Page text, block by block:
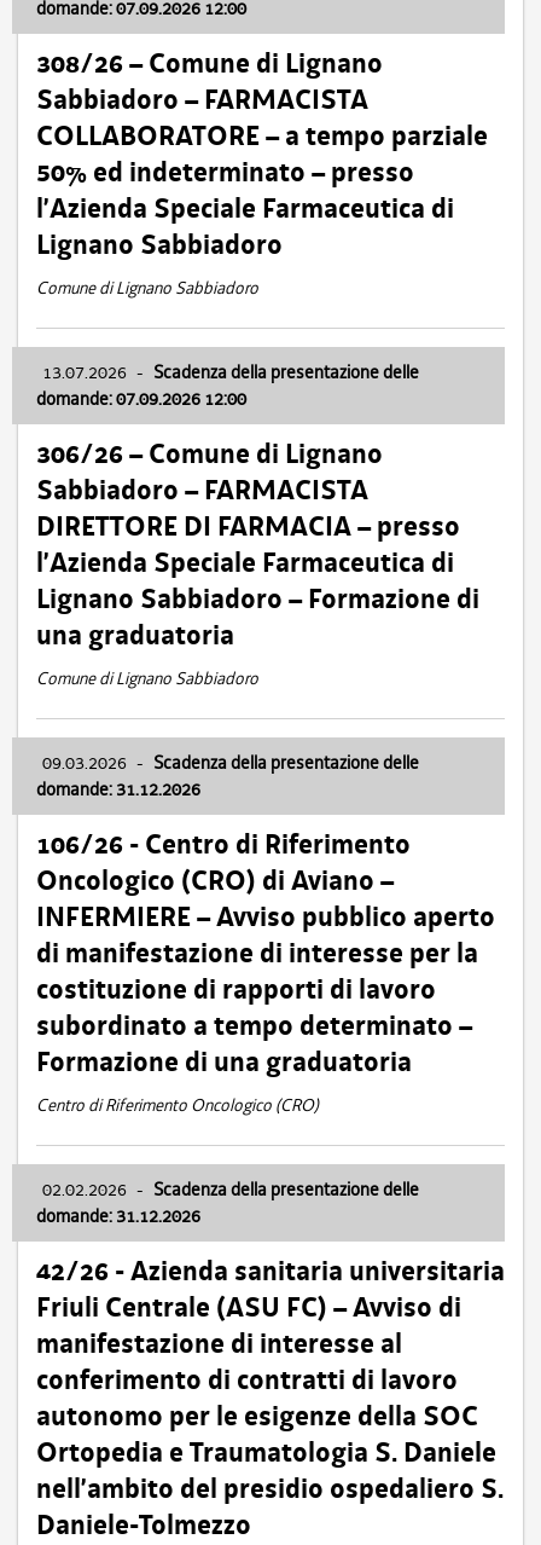
domande: 07.09.2026 12:00
308/26 – Comune di Lignano
Sabbiadoro – FARMACISTA
COLLABORATORE – a tempo parziale
50% ed indeterminato – presso
l’Azienda Speciale Farmaceutica di
Lignano Sabbiadoro
Comune di Lignano Sabbiadoro
13.07.2026 - Scadenza della presentazione delle
domande: 07.09.2026 12:00
306/26 – Comune di Lignano
Sabbiadoro – FARMACISTA
DIRETTORE DI FARMACIA – presso
l’Azienda Speciale Farmaceutica di
Lignano Sabbiadoro – Formazione di
una graduatoria
Comune di Lignano Sabbiadoro
09.03.2026 - Scadenza della presentazione delle
domande: 31.12.2026
106/26 - Centro di Riferimento
Oncologico (CRO) di Aviano –
INFERMIERE – Avviso pubblico aperto
di manifestazione di interesse per la
costituzione di rapporti di lavoro
subordinato a tempo determinato –
Formazione di una graduatoria
Centro di Riferimento Oncologico (CRO)
02.02.2026 - Scadenza della presentazione delle
domande: 31.12.2026
42/26 - Azienda sanitaria universitaria
Friuli Centrale (ASU FC) – Avviso di
manifestazione di interesse al
conferimento di contratti di lavoro
autonomo per le esigenze della SOC
Ortopedia e Traumatologia S. Daniele
nell’ambito del presidio ospedaliero S.
Daniele-Tolmezzo